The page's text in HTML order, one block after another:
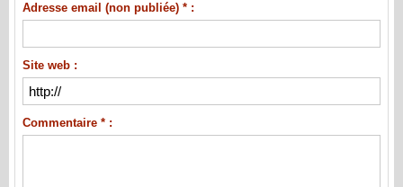
Adresse email (non publiée) * :
Site web :
Commentaire * :